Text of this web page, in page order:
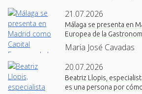
21.07.2026
Málaga se presenta en
Europea de la
Maria José Cavadas
20.07.2026
Beatriz Llopis,
es una persona por